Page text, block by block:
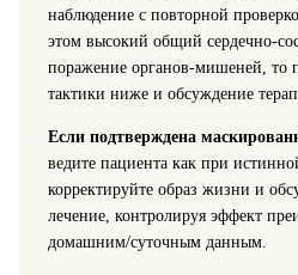
наблюдение с повторной
этом высокий общий сердечно-
поражение органов-мишеней, то
тактики ниже и обсуждение
Если подтверждена
ведите пациента как при
корректируйте образ жизни и
лечение, контролируя эффект
домашним/суточным данным.